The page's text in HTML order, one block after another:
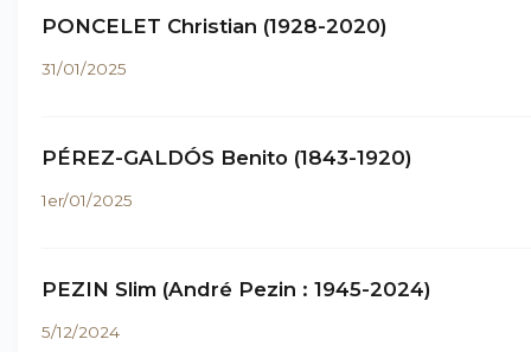
PONCELET Christian (1928-2020)
31/01/2025
PÉREZ-GALDÓS Benito (1843-1920)
1er/01/2025
PEZIN Slim (André Pezin : 1945-2024)
5/12/2024